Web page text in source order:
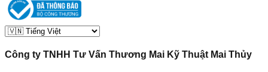
Công ty TNHH Tư Vấn Thương Mai Kỹ Thuật Mai Thủy